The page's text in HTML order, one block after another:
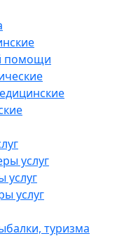
помощи
услуг
услуг
услуг
туризма